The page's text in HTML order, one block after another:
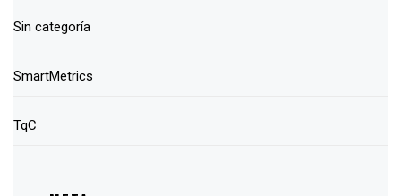
Sin categoría
SmartMetrics
TqC